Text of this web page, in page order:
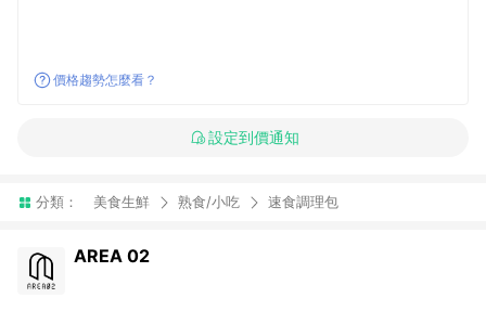
價格趨勢怎麼看？
設定到價通知
分類： 美食生鮮 熟食/小吃 速食調理包
AREA 02